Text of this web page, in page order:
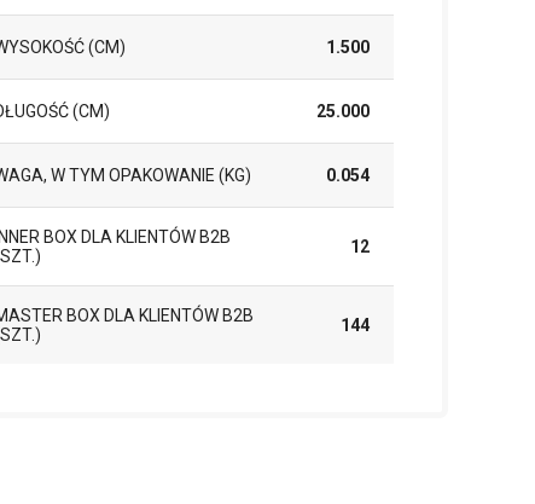
(CM) 1.500
(CM) 25.000
W TYM OPAKOWANIE (KG) 0.054
INNER BOX DLA KLIENTÓW B2B
12
BOX DLA KLIENTÓW B2B
144